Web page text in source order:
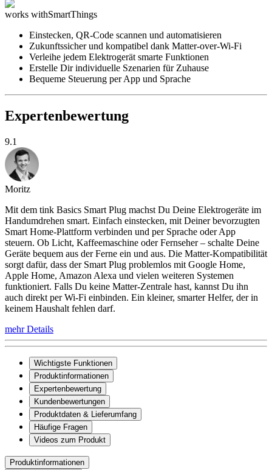
works withSmartThings
Einstecken, QR-Code scannen und automatisieren
Zukunftssicher und kompatibel dank Matter-over-Wi-Fi
Verleihe jedem Elektrogerät smarte Funktionen
Erstelle Dir individuelle Szenarien für Zuhause
Bequeme Steuerung per App und Sprache
Expertenbewertung
9.1
Moritz
Mit dem tink Basics Smart Plug machst Du Deine Elektrogeräte im
Handumdrehen smart. Einfach einstecken, mit Deiner bevorzugten
Smart Home-Plattform verbinden und per Sprache oder App
steuern. Ob Licht, Kaffeemaschine oder Fernseher – schalte Deine
Geräte bequem aus der Ferne ein und aus. Die Matter-Kompatibilität
sorgt dafür, dass der Smart Plug problemlos mit Google Home,
Apple Home, Amazon Alexa und vielen weiteren Systemen
funktioniert. Falls Du keine Matter-Zentrale hast, kannst Du ihn
auch direkt per Wi-Fi einbinden. Ein kleiner, smarter Helfer, der in
keinem Haushalt fehlen darf.
mehr Details
Wichtigste Funktionen
Produktinformationen
Expertenbewertung
Kundenbewertungen
Produktdaten & Lieferumfang
Häufige Fragen
Videos zum Produkt
Produktinformationen